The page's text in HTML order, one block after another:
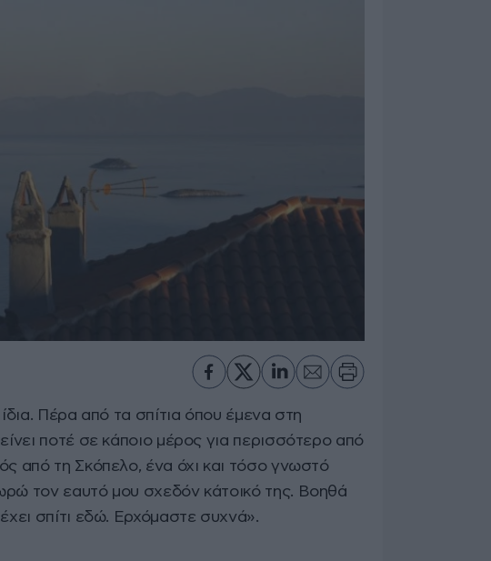
Πέρα από τα σπίτια όπου έμενα στη
ποτέ σε κάποιο μέρος για περισσότερο από
από τη Σκόπελο, ένα όχι και τόσο γνωστό
τον εαυτό μου σχεδόν κάτοικό της. Βοηθά
σπίτι εδώ. Ερχόμαστε συχνά».